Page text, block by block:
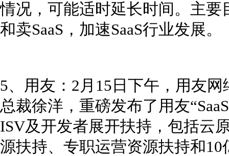
情况，可能适时延长时间。主要
和卖SaaS，加速SaaS行业发展。
5、用友：2月15日下午，用友
总裁徐洋，重磅发布了用友
ISV及开发者展开扶持，包括云
源扶持、专职运营资源扶持和10